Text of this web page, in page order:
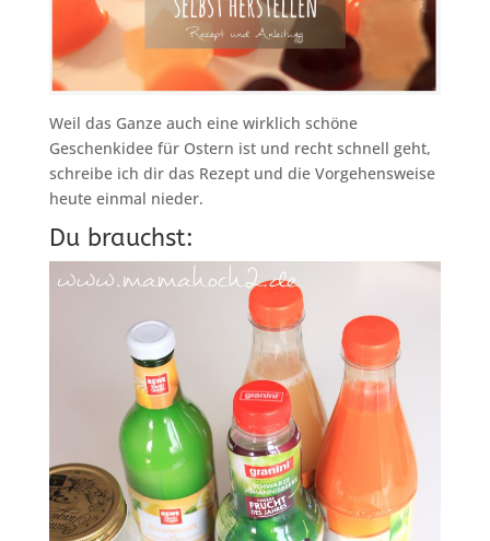
Weil das Ganze auch eine wirklich schöne
Geschenkidee für Ostern ist und recht schnell geht,
schreibe ich dir das Rezept und die Vorgehensweise
heute einmal nieder.
Du brauchst: